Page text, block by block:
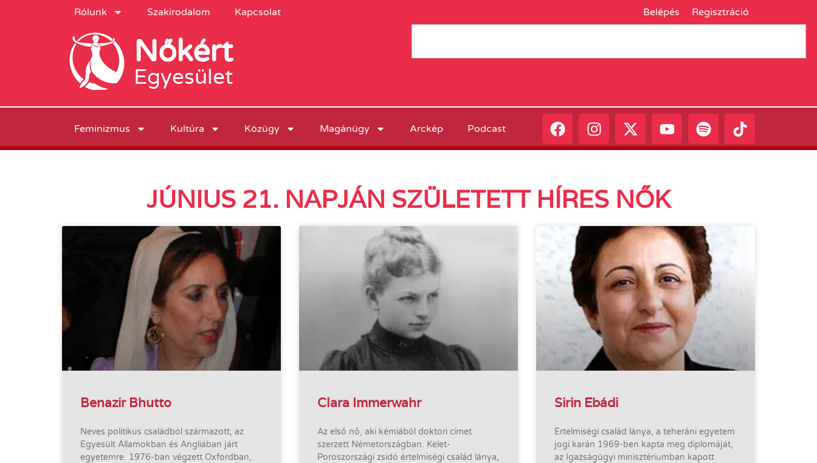
Rólunk Szakirodalom Kapcsolat Belépés Regisztráció
Nőkért
Egyesület
Feminizmus Kultúra Közügy Magánügy Arckép Podcast
JÚNIUS 21. NAPJÁN SZÜLETETT HÍRES NŐK
Benazir Bhutto
Neves politikus családból származott, az
Egyesült Államokban és Angliában járt
egyetemre. 1976-ban végzett Oxfordban,
Clara Immerwahr
Az első nő, aki kémiából doktori címet
szerzett Németországban. Kelet-
Poroszországi zsidó értelmiségi család lánya,
Sirin Ebádi
Értelmiségi család lánya, a teheráni egyetem
jogi karán 1969-ben kapta meg diplomáját,
az Igazságügyi minisztériumban kapott